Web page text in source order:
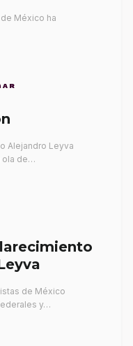
México ha
Alejandro Leyva
ola de…
de México
y…